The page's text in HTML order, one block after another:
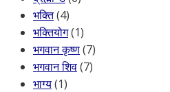
भक्ति(4)
भक्तियोग(1)
भगवान कृष्ण(7)
भगवान शिव(7)
भाग्य(1)